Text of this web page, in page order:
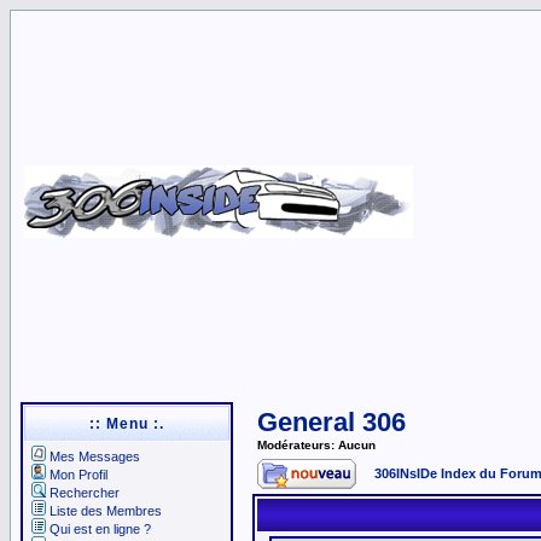
:: Menu :.
Mes Messages
Mon Profil
Rechercher
Liste des Membres
Qui est en ligne ?
General 306
Modérateurs: Aucun
306INsIDe Index du Forum